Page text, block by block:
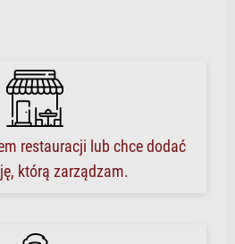
restauracji lub chce dodać
którą zarządzam.